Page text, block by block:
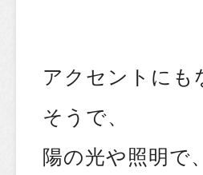
アクセントにも
そうで、
陽の光や照明で